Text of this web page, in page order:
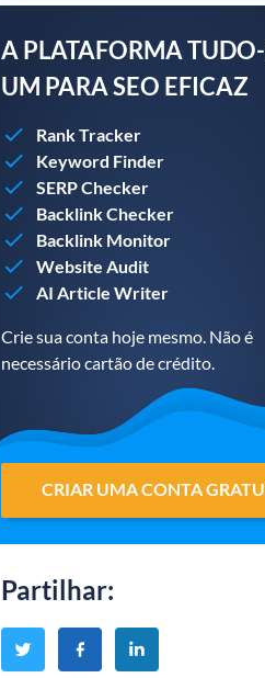
A PLATAFORMA
UM PARA SEO EFICAZ
Rank Tracker
Keyword Finder
SERP Checker
Backlink Checker
Backlink Monitor
Website Audit
AI Article Writer
Crie sua conta hoje mesmo. Não é
necessário cartão de crédito.
CRIAR UMA CONTA
Partilhar: